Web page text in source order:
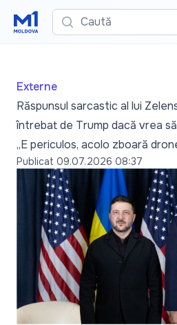
Caută
Externe
Răspunsul sarcastic al lui
întrebat de Trump dacă vrea
„E periculos, acolo zboară
Publicat 09.07.2026 08:37